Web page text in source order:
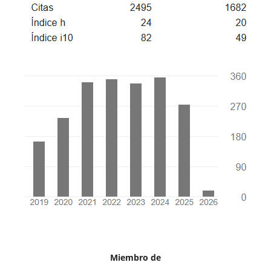
Miembro de